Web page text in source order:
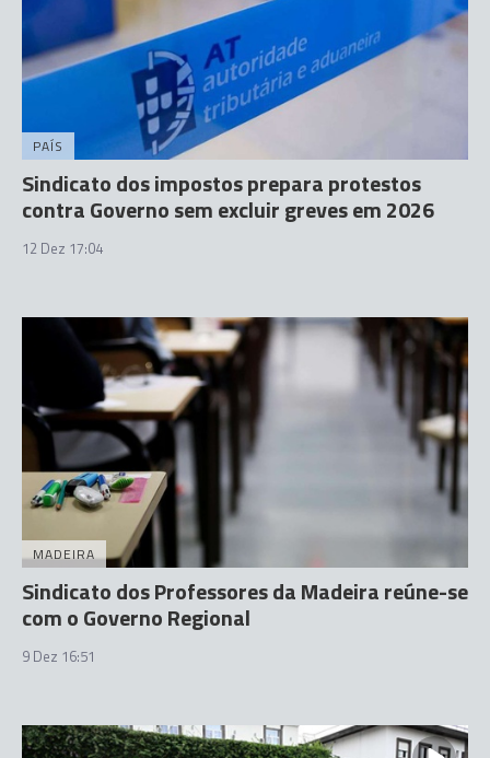
PAÍS
Sindicato dos impostos prepara protestos
contra Governo sem excluir greves em 2026
12 Dez 17:04
MADEIRA
Sindicato dos Professores da Madeira reúne-se
com o Governo Regional
9 Dez 16:51